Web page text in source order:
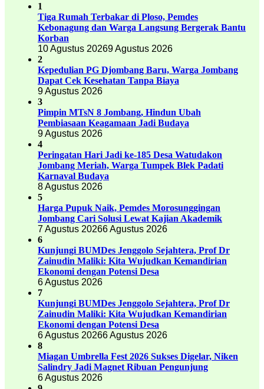
1
Tiga Rumah Terbakar di Ploso, Pemdes
Kebonagung dan Warga Langsung Bergerak Bantu
Korban
10 Agustus 20269 Agustus 2026
2
Kepedulian PG Djombang Baru, Warga Jombang
Dapat Cek Kesehatan Tanpa Biaya
9 Agustus 2026
3
Pimpin MTsN 8 Jombang, Hindun Ubah
Pembiasaan Keagamaan Jadi Budaya
9 Agustus 2026
4
Peringatan Hari Jadi ke-185 Desa Watudakon
Jombang Meriah, Warga Tumpek Blek Padati
Karnaval Budaya
8 Agustus 2026
5
Harga Pupuk Naik, Pemdes Morosunggingan
Jombang Cari Solusi Lewat Kajian Akademik
7 Agustus 20266 Agustus 2026
6
Kunjungi BUMDes Jenggolo Sejahtera, Prof Dr
Zainudin Maliki: Kita Wujudkan Kemandirian
Ekonomi dengan Potensi Desa
6 Agustus 2026
7
Kunjungi BUMDes Jenggolo Sejahtera, Prof Dr
Zainudin Maliki: Kita Wujudkan Kemandirian
Ekonomi dengan Potensi Desa
6 Agustus 20266 Agustus 2026
8
Miagan Umbrella Fest 2026 Sukses Digelar, Niken
Salindry Jadi Magnet Ribuan Pengunjung
6 Agustus 2026